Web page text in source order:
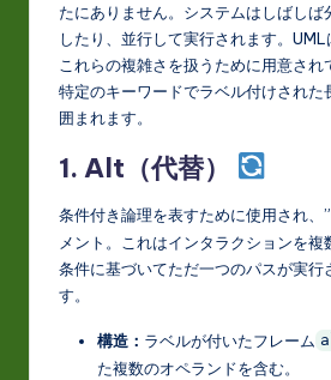
たにありません。システムはしばしば
したり、並行して実行されます。UML
これらの複雑さを扱うために用意され
特定のキーワードでラベル付けされた
囲まれます。
1. Alt（代替）
条件付き論理を表すために使用され、”
メント。これはインタラクションを複
条件に基づいてただ一つのパスが実行
す。
構造： ラベルが付いたフレーム
た複数のオペランドを含む。